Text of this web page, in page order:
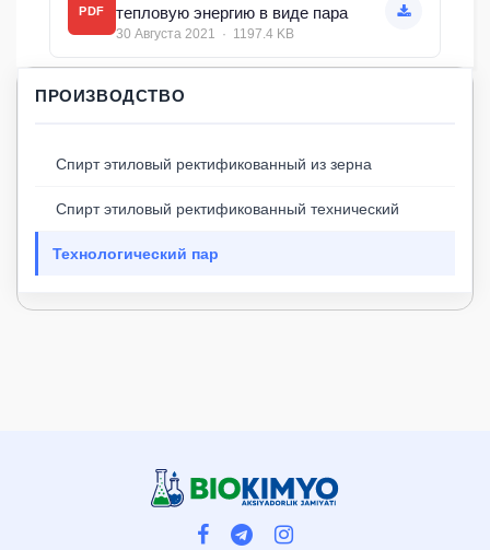
PDF
тепловую энергию в виде пара
30 Августа 2021 · 1197.4 KB
ПРОИЗВОДСТВО
Спирт этиловый ректификованный из зерна
Спирт этиловый ректификованный технический
Технологический пар